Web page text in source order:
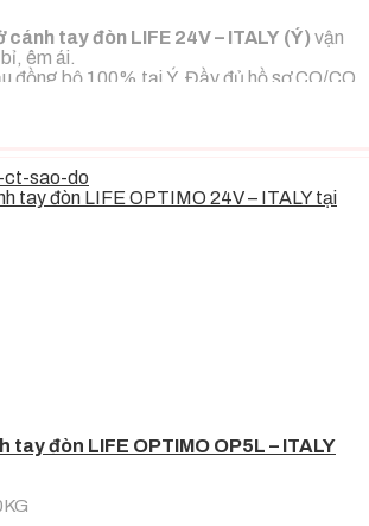
cánh tay đòn LIFE 24V – ITALY (Ý) vận
êm ái.
đồng bộ 100% tại Ý. Đầy đủ hồ sơ CO/CQ
tay đòn LIFE OPTIMO OP5L – ITALY